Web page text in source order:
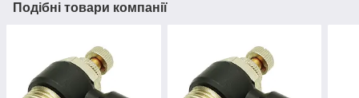
Подібні товари компанії